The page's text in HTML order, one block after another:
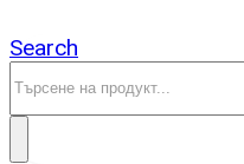
Search